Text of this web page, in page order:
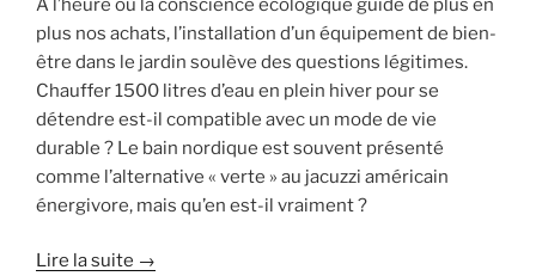
À l’heure où la conscience écologique guide de plus en
plus nos achats, l’installation d’un équipement de bien-
être dans le jardin soulève des questions légitimes.
Chauffer 1500 litres d’eau en plein hiver pour se
détendre est-il compatible avec un mode de vie
durable ? Le bain nordique est souvent présenté
comme l’alternative « verte » au jacuzzi américain
énergivore, mais qu’en est-il vraiment ?
Lire la suite →